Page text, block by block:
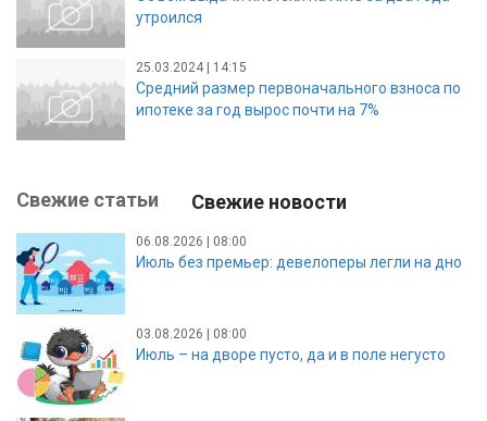
утроился
25.03.2024 | 14:15
Средний размер первоначального взноса по
ипотеке за год вырос почти на 7%
Свежие статьи Свежие новости
06.08.2026 | 08:00
Июль без премьер: девелоперы легли на дно
03.08.2026 | 08:00
Июль – на дворе пусто, да и в поле негусто